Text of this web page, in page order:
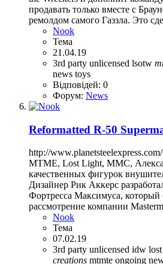
продавать только вместе с
ремолдом самого Газзла. Это
Nook
Тема
21.04.19
3rd party unlicensed lsotw
news toys
Відповідей: 0
Форум: News
Reformatted R-50
http://
MTME, Lost Light, MMC,
качественных фигурок
Дизайнер Рик Аккерс
Фортресса Максимуса,
рассмотрение компании
Nook
Тема
07.02.19
3rd party unlicensed idw
creations mtmte ongoing